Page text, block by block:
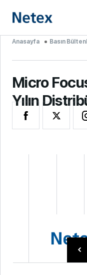
Anasayfa Basın
Micro
Yılın